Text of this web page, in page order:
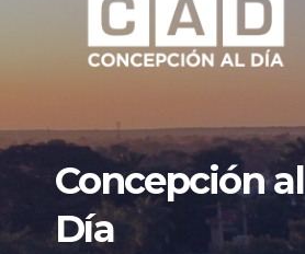
Concepción al
Día